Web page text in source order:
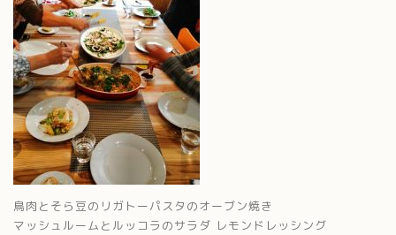
鳥肉とそら豆のリガトーパスタのオーブン焼き
マッシュルームとルッコラのサラダ レモンドレッシング